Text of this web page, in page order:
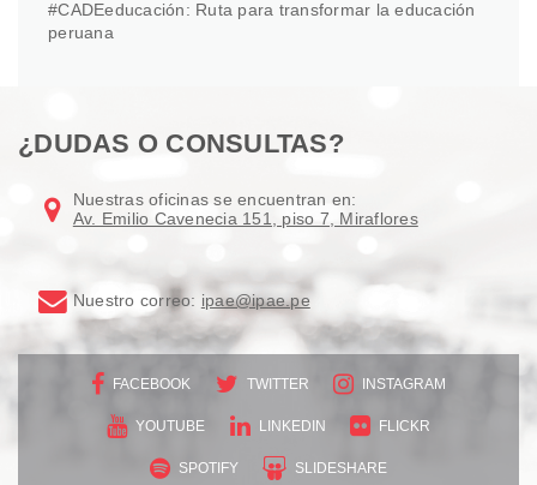
#CADEeducación: Ruta para transformar la educación
peruana
¿DUDAS O CONSULTAS?
Nuestras oficinas se encuentran en:
Av. Emilio Cavenecia 151, piso 7, Miraflores
Nuestro correo: ipae@ipae.pe
FACEBOOK TWITTER INSTAGRAM
YOUTUBE LINKEDIN FLICKR
SPOTIFY SLIDESHARE